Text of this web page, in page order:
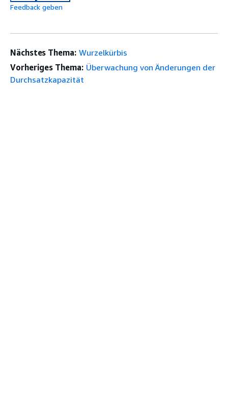
Feedback geben
Nächstes Thema: Wurzelkürbis
Vorheriges Thema: Überwachung von Änderungen der
Durchsatzkapazität